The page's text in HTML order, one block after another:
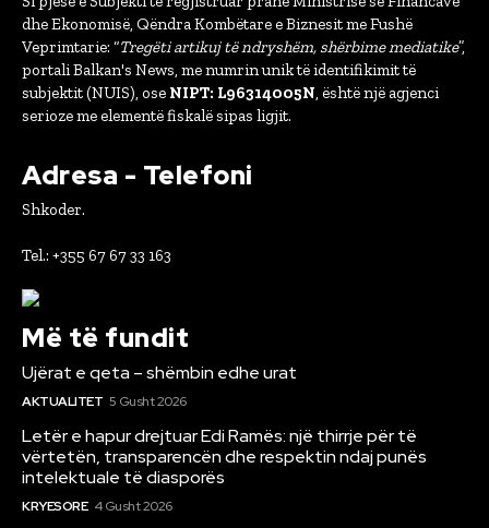
dhe Ekonomisë, Qëndra Kombëtare e Biznesit me Fushë
Veprimtarie: “Tregëti artikuj të ndryshëm, shërbime mediatike”,
portali Balkan's News, me numrin unik të identifikimit të
subjektit (NUIS), ose NIPT: L96314005N, është një agjenci
serioze me elementë fiskalë sipas ligjit.
Adresa - Telefoni
Shkoder.
Tel.: +355 67 67 33 163
Më të fundit
Ujërat e qeta – shëmbin edhe urat
AKTUALITET 5 Gusht 2026
Letër e hapur drejtuar Edi Ramës: një thirrje për të
vërtetën, transparencën dhe respektin ndaj punës
intelektuale të diasporës
KRYESORE 4 Gusht 2026